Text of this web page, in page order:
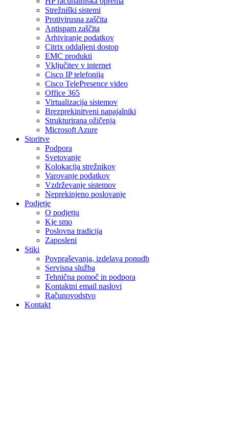
Strežniški sistemi
Protivirusna zaščita
Antispam zaščita
Arhiviranje podatkov
Citrix oddaljeni dostop
EMC produkti
Vključitev v internet
Cisco IP telefonija
Cisco TelePresence video
Office 365
Virtualizacija sistemov
Brezprekinitveni napajalniki
Strukturirana ožičenja
Microsoft Azure
Storitve
Podpora
Svetovanje
Kolokacija strežnikov
Varovanje podatkov
Vzdrževanje sistemov
Neprekinjeno poslovanje
Podjetje
O podjetju
Kje smo
Poslovna tradicija
Zaposleni
Stiki
Povpraševanja, izdelava ponudb
Servisna služba
Tehnična pomoč in podpora
Kontaktni email naslovi
Računovodstvo
Kontakt